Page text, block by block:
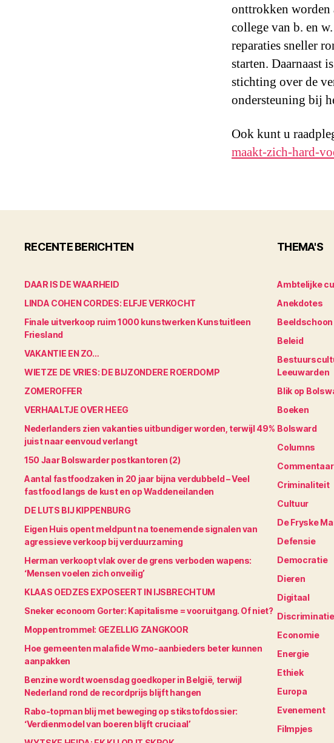
onttrokken worden
college van b. en
reparaties sneller
starten. Daarnaast
stichting over de
ondersteuning bij
Ook kunt u
maakt-zich-hard-
RECENTE BERICHTEN
DAAR IS DE WAARHEID
LINDA COHEN CORDES: ELFJE VERKOCHT
Finale uitverkoop ruim 1000 kunstwerken Kunstuitleen
Friesland
VAKANTIE EN ZO…
WIETZE DE VRIES: DE BIJZONDERE ROERDOMP
ZOMEROFFER
VERHAALTJE OVER HEEG
Nederlanders zien vakanties uitbundiger worden, terwijl 49%
juist naar eenvoud verlangt
150 Jaar Bolswarder postkantoren (2)
Aantal fastfoodzaken in 20 jaar bijna verdubbeld – Veel
fastfood langs de kust en op Waddeneilanden
DE LUTS BIJ KIPPENBURG
Eigen Huis opent meldpunt na toenemende signalen van
agressieve verkoop bij verduurzaming
Herman verkoopt vlak over de grens verboden wapens:
‘Mensen voelen zich onveilig’
KLAAS OEDZES EXPOSEERT IN IJSBRECHTUM
Sneker econoom Gorter: Kapitalisme = vooruitgang. Of niet?
Moppentrommel: GEZELLIG ZANGKOOR
Hoe gemeenten malafide Wmo-aanbieders beter kunnen
aanpakken
Benzine wordt woensdag goedkoper in België, terwijl
Nederland rond de recordprijs blijft hangen
Rabo-topman blij met beweging op stikstofdossier:
‘Verdienmodel van boeren blijft cruciaal’
THEMA'S
Ambtelijke
Anekdotes
Beeldschoon
Beleid
Leeuwarden
Blik op
Boeken
Bolsward
Columns
Commentaar
Criminaliteit
Cultuur
De Fryske
Defensie
Democratie
Dieren
Digitaal
Discriminatie
Economie
Energie
Ethiek
Europa
Evenement
Filmpjes